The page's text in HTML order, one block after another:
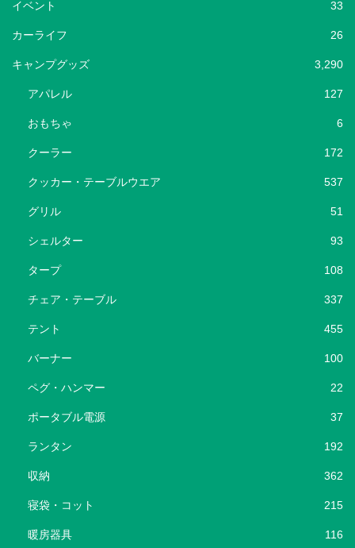
イベント 33
カーライフ 26
キャンプグッズ 3,290
アパレル 127
おもちゃ 6
クーラー 172
クッカー・テーブルウエア 537
グリル 51
シェルター 93
タープ 108
チェア・テーブル 337
テント 455
バーナー 100
ペグ・ハンマー 22
ポータブル電源 37
ランタン 192
収納 362
寝袋・コット 215
暖房器具 116